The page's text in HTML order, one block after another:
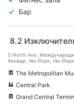
Бар
8.2
5 North Ave,
Кенеди, Ню Йорк, Ню
The Metropolitan Museum
Central Park
Grand Central